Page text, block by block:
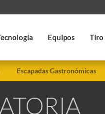
Equipos Tiro
Escapadas Gastronómicas